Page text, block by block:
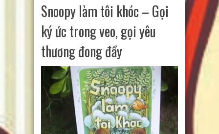
Snoopy làm tôi khóc – Gọi
ký ức trong veo, gọi yêu
thương đong đầy